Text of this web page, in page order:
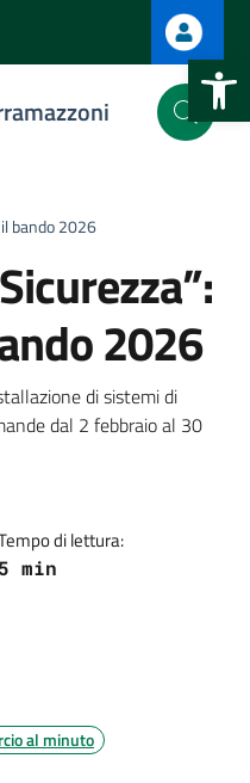
Apri la
il bando 2026
2026:
di sistemi di
dal 2 febbraio al 30
di lettura:
5 min
al minuto